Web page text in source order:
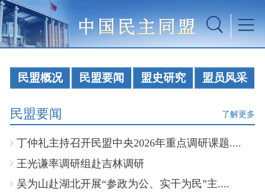
民盟概况 民盟要闻 盟史研究 盟员风采
民盟要闻 了解更多
丁仲礼主持召开民盟中央2026年重点调研课题....
王光谦率调研组赴吉林调研
吴为山赴湖北开展“参政为公、实干为民”主....